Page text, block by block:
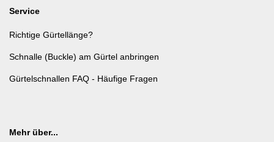
Service
Richtige Gürtellänge?
Schnalle (Buckle) am Gürtel anbringen
Gürtelschnallen FAQ - Häufige Fragen
Mehr über...